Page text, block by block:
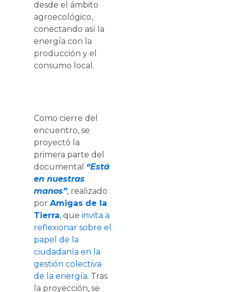
desde el ámbito
agroecológico,
conectando así la
energía con la
producción y el
consumo local.
Como cierre del
encuentro, se
proyectó la
primera parte del
documental “Está
en nuestras
manos”, realizado
porAmigas de la
Tierra, queinvita a
reflexionar sobre el
papel de la
ciudadanía en la
gestión colectiva
de la energía. Tras
la proyección, se